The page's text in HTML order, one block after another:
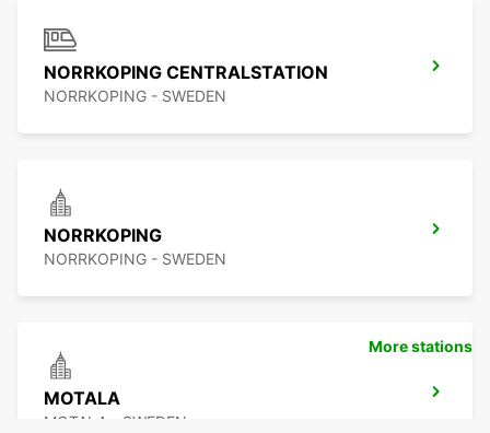
NORRKOPING CENTRALSTATION
NORRKOPING - SWEDEN
NORRKOPING
NORRKOPING - SWEDEN
MOTALA
MOTALA - SWEDEN
More stations